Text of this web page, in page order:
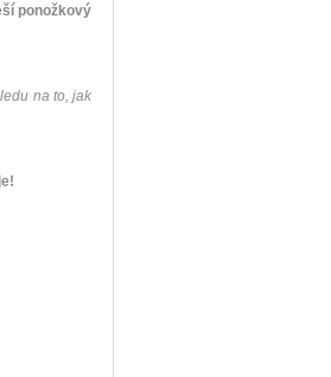
ponožkový
na to, jak